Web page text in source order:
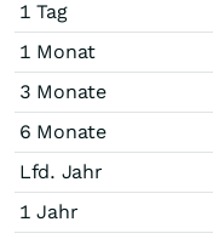
1 Tag
1 Monat
3 Monate
6 Monate
Lfd. Jahr
1 Jahr